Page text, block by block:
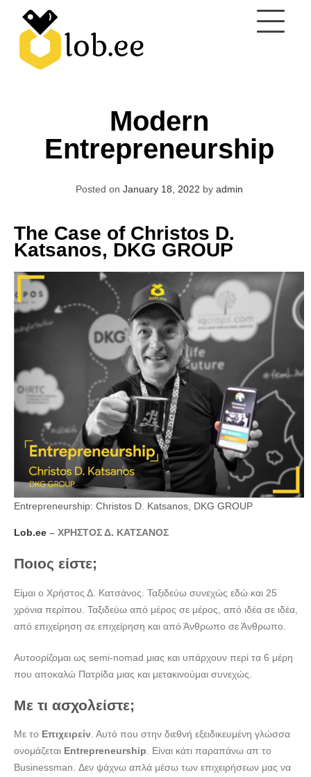
content
Modern
Entrepreneurship
Posted on January 18, 2022 by admin
The Case of Christos D.
Katsanos, DKG GROUP
Entrepreneurship: Christos D. Katsanos, DKG GROUP
Lob.ee – ΧΡΗΣΤΟΣ Δ. ΚΑΤΣΑΝΟΣ
Ποιος είστε;
Είμαι ο Χρήστος Δ. Κατσάνος. Ταξιδεύω συνεχώς εδώ και 25
χρόνια περίπου. Ταξιδεύω από μέρος σε μέρος, από ιδέα σε ιδέα,
από επιχείρηση σε επιχείρηση και από Άνθρωπο σε Άνθρωπo.
Αυτοορίζομαι ως semi-nomad μιας και υπάρχουν περί τα 6 μέρη
που αποκαλώ Πατρίδα μιας και μετακινούμαι συνεχώς.
Με τι ασχολείστε;
Με το Επιχειρείν . Αυτό που στην διεθνή εξειδικευμένη γλώσσα
ονομάζεται Entrepreneurship . Είναι κάτι παραπάνω απ το
Businessman. Δεν ψάχνω απλά μέσω των επιχειρήσεων μας να